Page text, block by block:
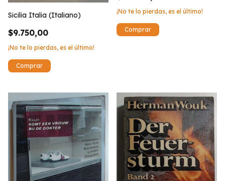
Sicilia Italia (Italiano)
$9.750,00
¡No te lo pierdas, es el último!
¡No te lo pierdas, es el último!